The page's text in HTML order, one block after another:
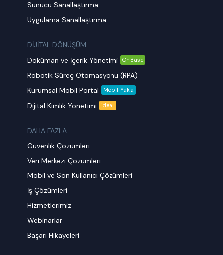
Sunucu Sanallaştırma
Uygulama Sanallaştırma
DİJİTAL DÖNÜŞÜM
Doküman ve İçerik Yönetimi
OnBase
Robotik Süreç Otomasyonu (RPA)
Kurumsal Mobil Portal
Mobil Yaka
Dijital Kimlik Yönetimi ideal
DAHA FAZLA
Güvenlik Çözümleri
Veri Merkezi Çözümleri
Mobil ve Son Kullanıcı Çözümleri
İş Çözümleri
Hizmetlerimiz
Webinarlar
Başarı Hikayeleri